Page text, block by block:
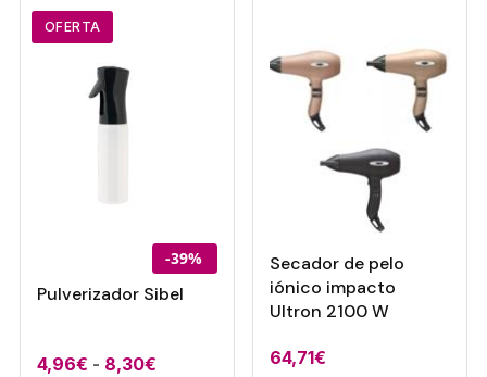
43,99€.
OFERTA
-39%
Pulverizador Sibel
4,96€ - 8,30€Rango
Secador de pelo
iónico impacto
Ultron 2100 W
64,71€